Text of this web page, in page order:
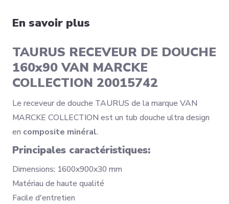
En savoir plus
TAURUS RECEVEUR DE DOUCHE
160x90 VAN MARCKE
COLLECTION 20015742
Le receveur de douche TAURUS de la marque VAN
MARCKE COLLECTION est un tub douche ultra design
en composite minéral.
Principales caractéristiques:
Dimensions: 1600x900x30 mm
Matériau de haute qualité
Facile d'entretien